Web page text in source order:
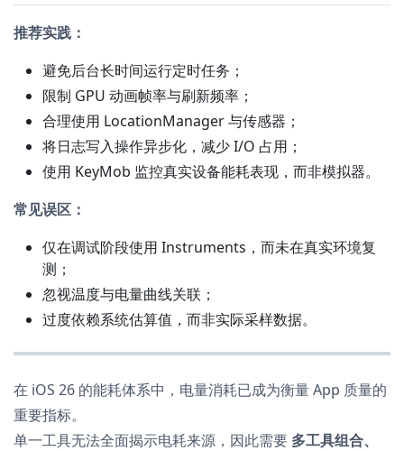
推荐实践：
避免后台长时间运行定时任务；
限制 GPU 动画帧率与刷新频率；
合理使用 LocationManager 与传感器；
将日志写入操作异步化，减少 I/O 占用；
使用 KeyMob 监控真实设备能耗表现，而非模拟器。
常见误区：
仅在调试阶段使用 Instruments，而未在真实环境复
测；
忽视温度与电量曲线关联；
过度依赖系统估算值，而非实际采样数据。
在 iOS 26 的能耗体系中，电量消耗已成为衡量 App 质量的
重要指标。
单一工具无法全面揭示电耗来源，因此需要 多工具组合、